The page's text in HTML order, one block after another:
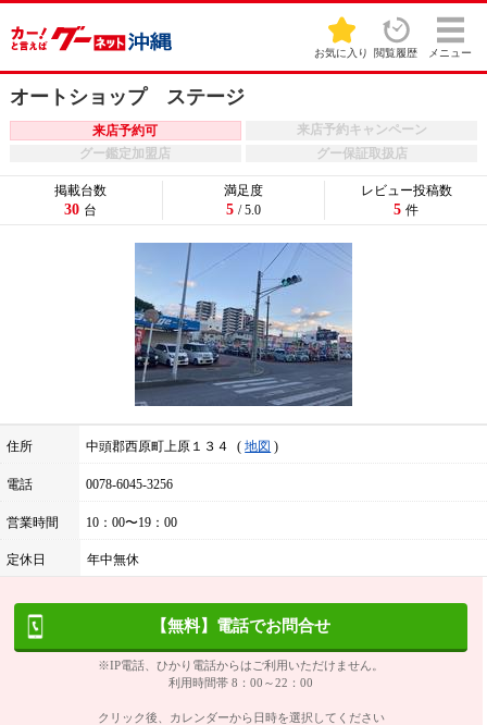
お気に入り 閲覧履歴 メニュー
オートショップ ステージ
来店予約可
来店予約キャンペーン
グー鑑定加盟店
グー保証取扱店
住所 中頭郡西原町上原１３４ 地図
電話 0078-6045-3256
営業時間 10：00〜19：00
定休日 年中無休
掲載台数
30 台
満足度
5 / 5.0
レビュー投稿数
5 件
【無料】電話でお問合せ
※IP電話、ひかり電話からはご利用いただけません。
利用時間帯 8：00～22：00
クリック後、カレンダーから日時を選択してください